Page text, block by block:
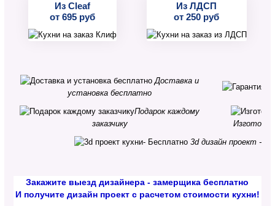
Из Cleaf
от 695 руб
Из ЛДСП
от 250 руб
Доставка и
установка бесплатно
Подарок каждому
заказчику
3d дизайн проект -
Закажите выезд дизайнера - замерщика бесплатно
И получите дизайн проект с расчетом стоимости кухни!